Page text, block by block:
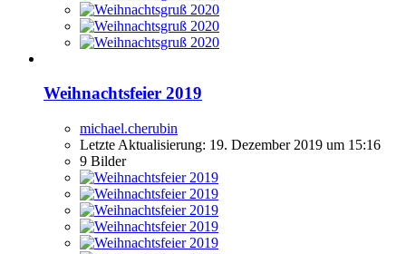
Weihnachtsfeier 2019
michael.cherubin
Letzte Aktualisierung: 19. Dezember 2019 um 15:16
9 Bilder